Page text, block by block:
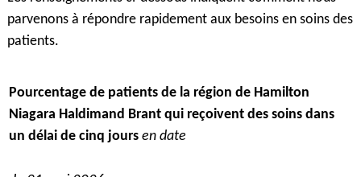
parvenons à répondre rapidement aux besoins en soins des
patients.
Pourcentage de patients de la région de Hamilton
Niagara Haldimand Brant qui reçoivent des soins dans
un délai de cinq jours en date